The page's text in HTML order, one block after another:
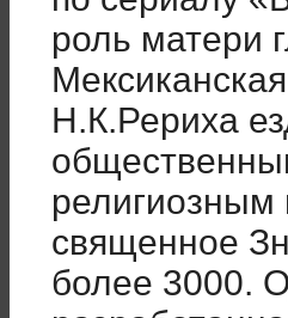
роль матери
Н.К.Рериха
религиозным
священное
более 3000.